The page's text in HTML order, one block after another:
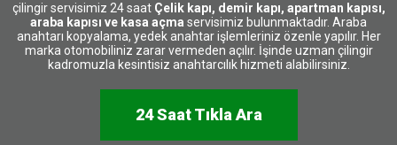
çilingir servisimiz 24 saat Çelik kapı, demir kapı, apartman kapısı,
araba kapısı ve kasa açma servisimiz bulunmaktadır. Araba
anahtarı kopyalama, yedek anahtar işlemleriniz özenle yapılır. Her
marka otomobiliniz zarar vermeden açılır. İşinde uzman çilingir
kadromuzla kesintisiz anahtarcılık hizmeti alabilirsiniz.
24 Saat Tıkla Ara